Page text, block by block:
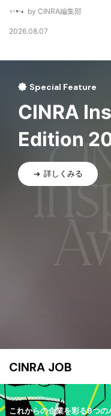
by CINRA編集部
2026.08.07
Special Feature
CINRA
Edition
詳しくみる
CINRA JOB
これからの企業を彩る9つの